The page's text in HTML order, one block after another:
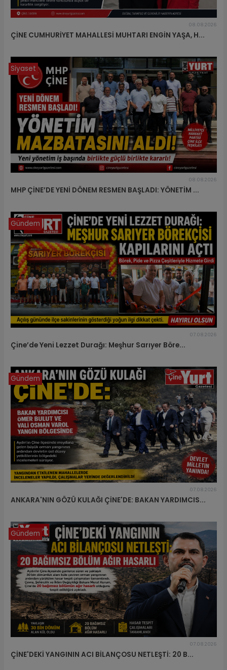
08.08.2026
ÇİNE CUMHURİYET MAHALLESİ MUHTARI ENGİN YAŞA, H...
08.08.2026
MHP ÇİNE’DE YENİ DÖNEM RESMEN BAŞLADI: YÖNETİM ...
Siyaset
07.08.2026
Çine’de Yeni Lezzet Durağı: Meşhur Sarıyer Böre...
Gündem
07.08.2026
ANKARA'NIN GÖZÜ KULAĞI ÇİNE'DE: BAKAN YARDIMCIS...
Gündem
07.08.2026
ÇİNE'DEKİ YANGININ ACI BİLANÇOSU NETLEŞTİ: 20 B...
Gündem